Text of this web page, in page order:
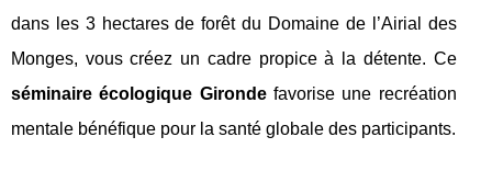
dans les 3 hectares de forêt du Domaine de l’Airial des
Monges, vous créez un cadre propice à la détente. Ce
séminaire écologique Girondefavorise une recréation
mentale bénéfique pour la santé globale des participants.